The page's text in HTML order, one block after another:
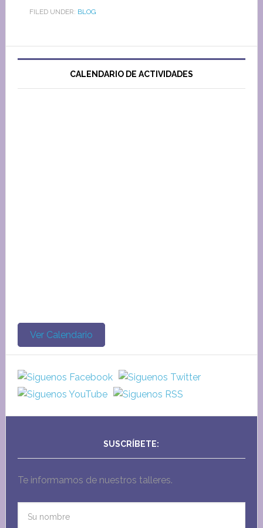
FILED UNDER: BLOG
CALENDARIO DE ACTIVIDADES
Ver Calendario
SUSCRÍBETE:
Te informamos de nuestros talleres.